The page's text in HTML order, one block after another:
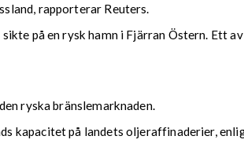
rapporterar Reuters.
på en rysk hamn i Fjärran Östern. Ett
ryska bränslemarknaden.
kapacitet på landets oljeraffinaderier,